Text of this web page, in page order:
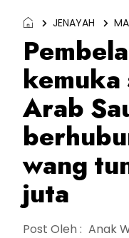
JENAYAH
Arab
wang
juta
Post Oleh : Anak